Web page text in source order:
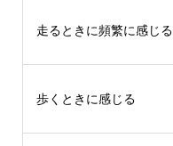
走るときに頻繁に感じる
歩くときに感じる